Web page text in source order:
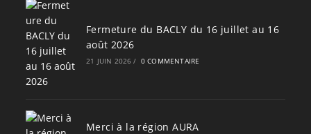
Fermeture du BACLY du 16 juillet au 16
août 2026
21 JUIN 2026 / 0 COMMENTAIRE
Merci à la région AURA